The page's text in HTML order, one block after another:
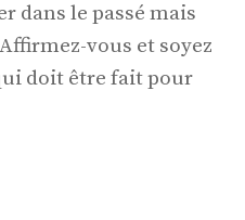
dans le passé mais
vous et soyez
doit être fait pour